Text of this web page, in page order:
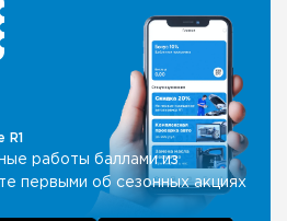
работы баллами из
первыми об сезонных акциях
R1